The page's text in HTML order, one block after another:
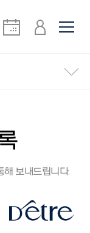
해 보내드립니다.